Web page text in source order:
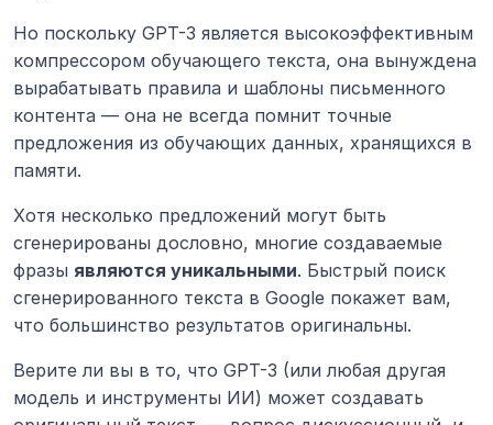
Но поскольку GPT-3 является высокоэффективным
компрессором обучающего текста, она вынуждена
вырабатывать правила и шаблоны письменного
контента — она не всегда помнит точные
предложения из обучающих данных, хранящихся в
памяти.
Хотя несколько предложений могут быть
сгенерированы дословно, многие создаваемые
фразы являются уникальными. Быстрый поиск
сгенерированного текста в Google покажет вам,
что большинство результатов оригинальны.
Верите ли вы в то, что GPT-3 (или любая другая
модель и инструменты ИИ) может создавать